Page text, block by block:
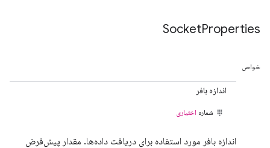
SocketProperties
خواص
اندازه بافر
شماره اختیاری
اندازه بافر مورد استفاده برای دریافت داده‌ها. مقدار پیش‌فرض